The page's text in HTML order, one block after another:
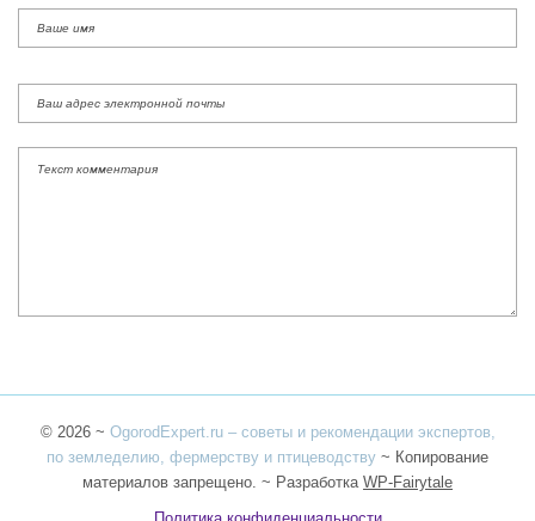
© 2026~ OgorodExpert.ru – cоветы и рекомендации экспертов,
по земледелию, фермерству и птицеводству ~ Копирование
материалов запрещено. ~ Разработка WP-Fairytale